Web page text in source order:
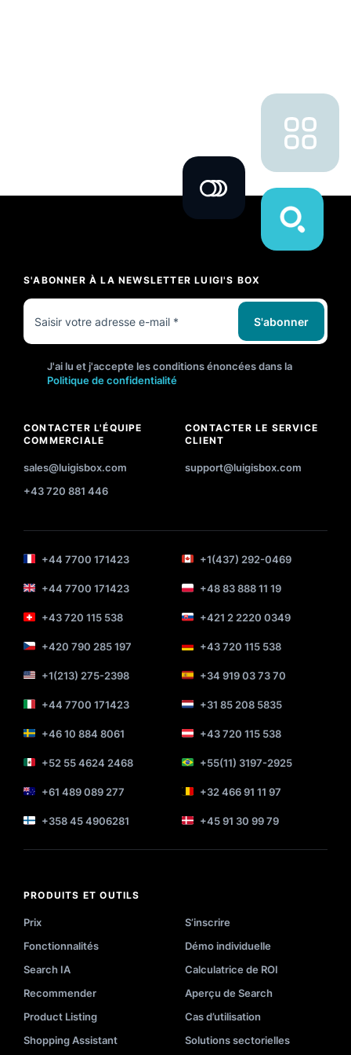
S'ABONNER À LA NEWSLETTER LUIGI'S BOX
S'abonner
J'ai lu et j'accepte les conditions énoncées dans la
Politique de confidentialité
CONTACTER L'ÉQUIPE
COMMERCIALE
sales@luigisbox.com
+43 720 881 446
CONTACTER LE SERVICE
CLIENT
support@luigisbox.com
+44 7700 171423 +1(437) 292-0469
+44 7700 171423 +48 83 888 11 19
+43 720 115 538 +421 2 2220 0349
+420 790 285 197 +43 720 115 538
+1(213) 275-2398 +34 919 03 73 70
+44 7700 171423 +31 85 208 5835
+46 10 884 8061 +43 720 115 538
+52 55 4624 2468 +55(11) 3197-2925
+61 489 089 277 +32 466 91 11 97
+358 45 4906281 +45 91 30 99 79
PRODUITS ET OUTILS
Prix
S’inscrire
Fonctionnalités
Démo individuelle
Search IA
Calculatrice de ROI
Recommender
Aperçu de Search
Product Listing
Cas d’utilisation
Shopping Assistant
Solutions sectorielles